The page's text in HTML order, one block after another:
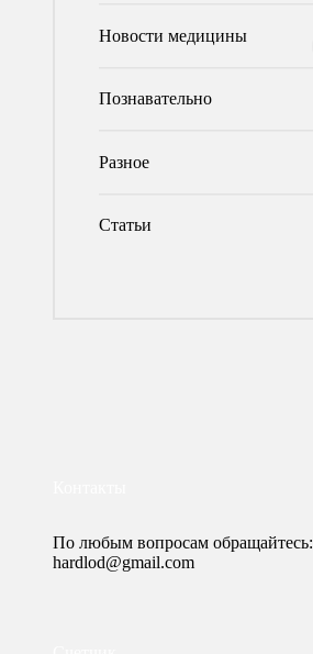
Новости медицины
Познавательно
Разное
Статьи
По любым вопросам обращайтесь:
hardlod@gmail.com